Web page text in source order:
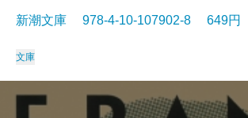
新潮文庫 978-4-10-107902-8 649円
文庫